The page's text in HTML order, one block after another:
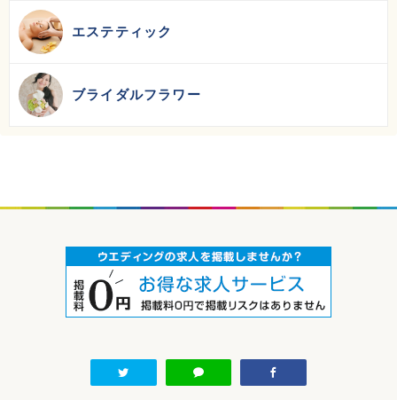
エステティック
ブライダルフラワー